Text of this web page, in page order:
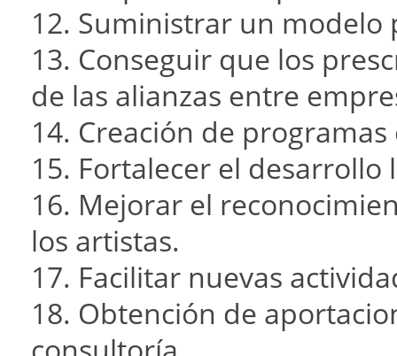
12. Suministrar un
13. Conseguir que los
de las alianzas entre
14. Creación de
15. Fortalecer el
16. Mejorar el
los artistas.
17. Facilitar nuevas
18. Obtención de